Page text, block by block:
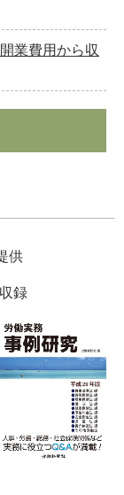
業費用から収
供
録